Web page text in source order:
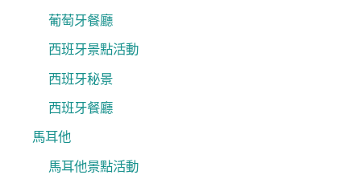
葡萄牙餐廳
西班牙景點活動
西班牙秘景
西班牙餐廳
馬耳他
馬耳他景點活動